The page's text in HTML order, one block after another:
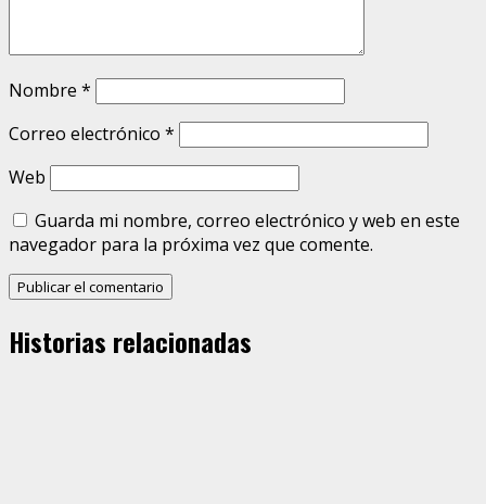
Nombre *
Correo electrónico *
Web
Guarda mi nombre, correo electrónico y web en este
navegador para la próxima vez que comente.
Historias relacionadas